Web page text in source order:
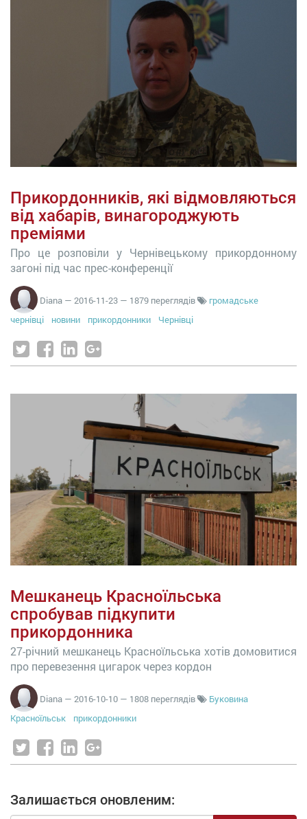
Прикордонників, які відмовляються
від хабарів, винагороджують
преміями
Про це розповіли у Чернівецькому прикордонному
загоні під час прес-конференції
Diana — 2016-11-23 — 1879 переглядів
громадське
чернівці
новини прикордонники Чернівці
Мешканець Красноїльська
спробував підкупити
прикордонника
27-річний мешканець Красноїльська хотів домовитися
про перевезення цигарок через кордон
Diana — 2016-10-10 — 1808 переглядів
Буковина
Красноїльськ
прикордонники
Залишається оновленим: